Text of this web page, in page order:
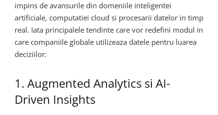
impins de avansurile din domeniile inteligentei
artificiale, computatiei cloud si procesarii datelor in timp
real. Iata principalele tendinte care vor redefini modul in
care companiile globale utilizeaza datele pentru luarea
deciziilor:
1. Augmented Analytics si AI-
Driven Insights